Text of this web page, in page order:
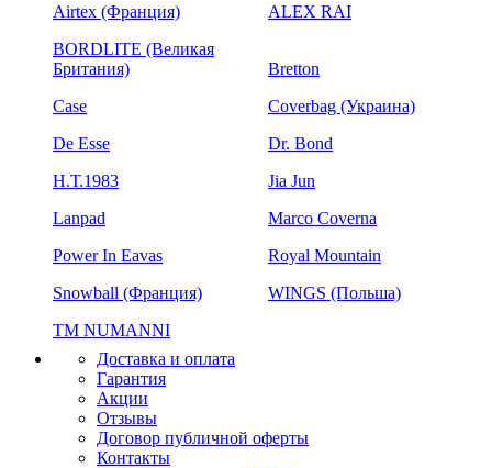
Airtex (Франция)
ALEX RAI
BORDLITE (Великая
Британия)
Bretton
Case
Coverbag (Украина)
De Esse
Dr. Bond
H.Т.1983
Jia Jun
Lanpad
Marco Coverna
Power In Eavas
Royal Mountain
Snowball (Франция)
WINGS (Польша)
ТМ NUMANNI
Доставка и оплата
Гарантия
Акции
Отзывы
Договор публичной оферты
Контакты